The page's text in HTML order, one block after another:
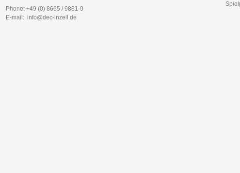
Phone: +49 (0) 8665 / 9881-0
E-mail: info@dec-inzell.de